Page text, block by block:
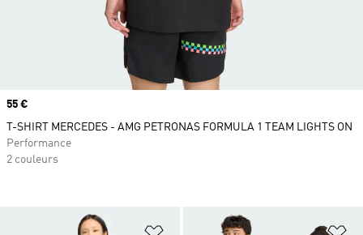
Ajouter à la Liste de produits
Prix
55 €
T-SHIRT MERCEDES - AMG PETRONAS FORMULA 1 TEAM LIGHTS ON
Performance
2 couleurs